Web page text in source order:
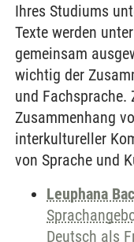
Ihres Studiums
Texte werden
gemeinsam
wichtig der
und Fachsprache.
Zusammenhang
interkultureller
von Sprache und
Leuphana
Deutsch als